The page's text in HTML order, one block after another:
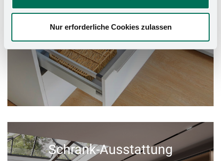
Nur erforderliche Cookies zulassen
Schrank-Ausstattung